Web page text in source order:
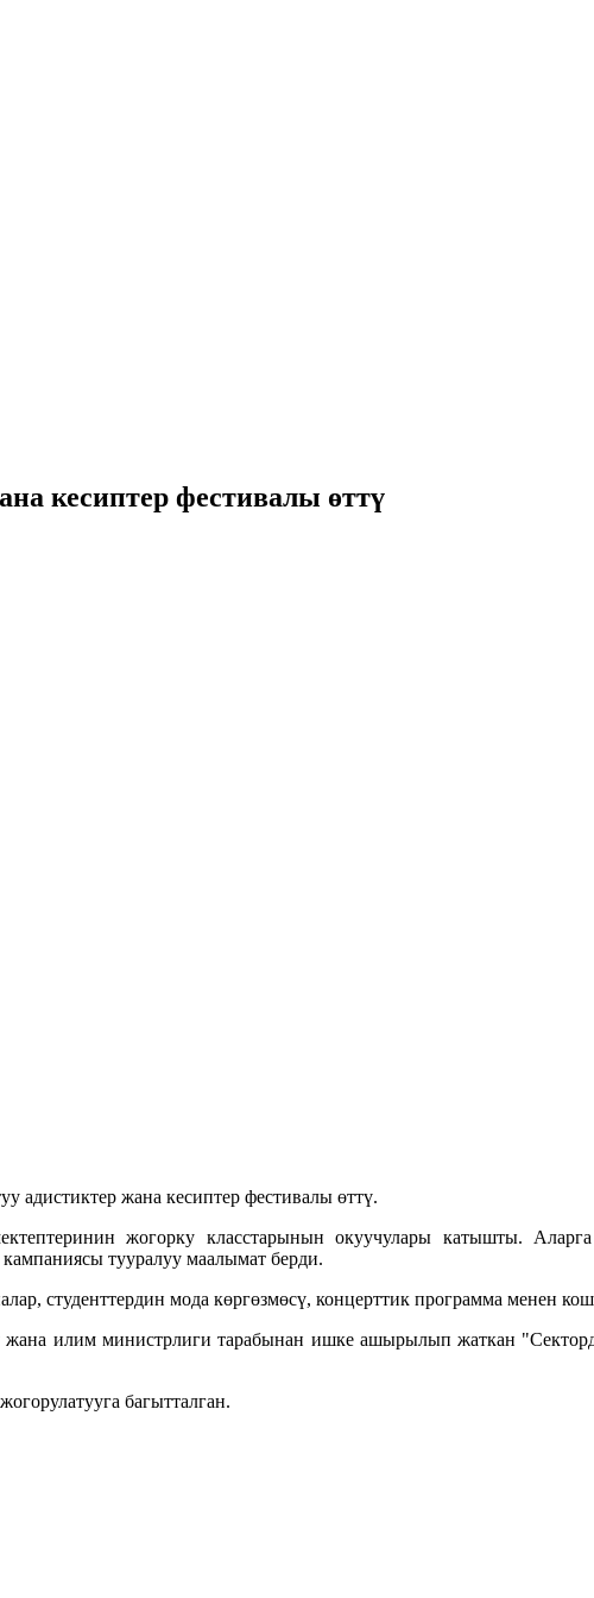
кесиптер фестивалы өттү
адистиктер жана кесиптер фестивалы өттү.
жогорку класстарынын окуучулары катышты.
тууралуу маалымат берди.
студенттердин мода көргөзмөсү, концерттик программа менен
илим министрлиги тарабынан ишке ашырылып жаткан
багытталган.